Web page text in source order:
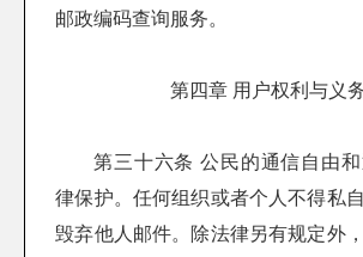
邮政编码查询服务。
第四章 用户权利与义
第三十六条 公民的通信自由
律保护。任何组织或者个人不得私
毁弃他人邮件。除法律另有规定外